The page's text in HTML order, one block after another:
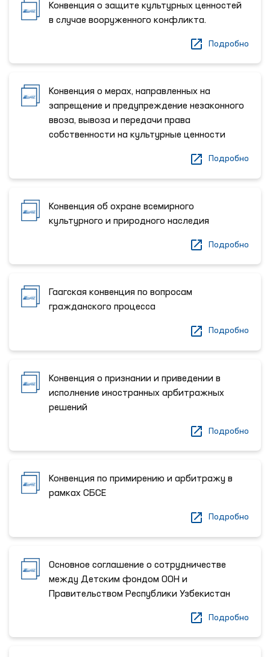
Конвенция о защите культурных ценностей
в случае вооруженного конфликта.
Подробно
Конвенция о мерах, направленных на
запрещение и предупреждение незаконного
ввоза, вывоза и передачи права
собственности на культурные ценности
Подробно
Конвенция об охране всемирного
культурного и природного наследия
Подробно
Гаагская конвенция по вопросам
гражданского процесса
Подробно
Конвенция о признании и приведении в
исполнение иностранных арбитражных
решений
Подробно
Конвенция по примирению и арбитражу в
рамках СБСЕ
Подробно
Основное соглашение о сотрудничестве
между Детским фондом ООН и
Правительством Республики Узбекистан
Подробно